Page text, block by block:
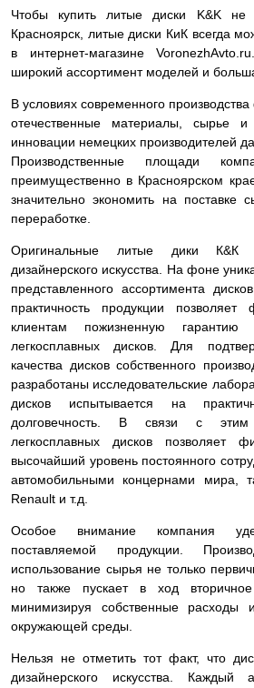
Чтобы купить литые диски K&K не
Красноярск, литые диски КиК всегда
в интернет-магазине
широкий ассортимент моделей и
В условиях современного
отечественные материалы, сырье и
инновации немецких производителей
Производственные площади
преимущественно в Красноярском
значительно экономить на поставке
переработке.
Оригинальные литые дики К&К
дизайнерского искусства. На фоне
представленного ассортимента
практичность продукции позволяет
клиентам пожизненную
легкосплавных дисков. Для
качества дисков собственного
разработаны исследовательские
дисков испытывается на
долговечность. В связи с этим
легкосплавных дисков
высочайший уровень постоянного
автомобильными концернами мира,
Renault и т.д.
Особое внимание компания
поставляемой продукции.
использование сырья не только
но также пускает в ход
минимизируя собственные расходы
окружающей среды.
Нельзя не отметить тот факт, что
дизайнерского искусства. Каждый